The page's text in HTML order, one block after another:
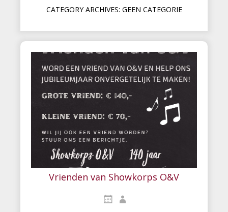
CATEGORY ARCHIVES: GEEN CATEGORIE
Vrienden van Showkorps O&V